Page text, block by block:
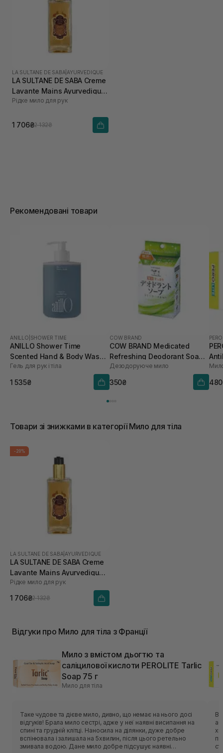
LA SULTANE DE SABA AYURVEDIQUE
LA SULTANE DE SABA Creme
Lavante Mains Ayurvedique
200 мл
Рідке мило для рук
1 706₴2 132₴
Рекомендовані товари
ANILLO SHOWER TIME
ANILLO Shower Time
Scented Hand & Body Wash
450 мл
Гель для рук і тіла
1 535₴
COW BRAND
COW BRAND Medicated
Refreshing Deodorant Soap
125 г
Дезодоруюче мило
350₴
Товари зі знижками в категорії Мило для тіла
-20%
LA SULTANE DE SABA AYURVEDIQUE
LA SULTANE DE SABA Creme
Lavante Mains Ayurvedique
200 мл
Рідке мило для рук
1 706₴2 132₴
Відгуки про Мило для тіла з Франції
Мило з вмістом дьогтю та
саліцилової кислоти PEROLITE Tarlic
Soap 75 г
Мило для тіла
Таке чудове та дієве мило, дивно, що немає на нього досі
відгуків! Брала мило сестрі, адже у неї наявні висипання на
спині та грудній клітці. Наносила на ділянки, дуже добре
вспінювала і залишала на 5хвилин, після цього ретельно
змивала водою. Дане мило добре підсушує наявні